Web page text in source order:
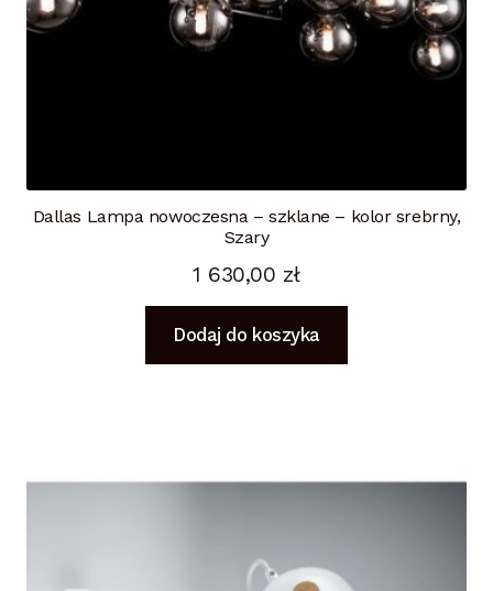
Dallas Lampa nowoczesna – szklane – kolor srebrny,
Szary
1 630,00 zł
Dodaj do koszyka